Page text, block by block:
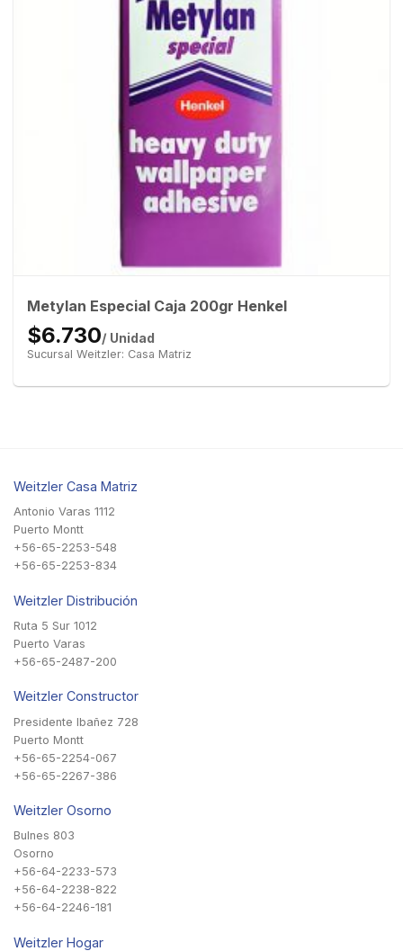
Metylan Especial Caja 200gr Henkel
$6.730/ Unidad
Sucursal Weitzler: Casa Matriz
Weitzler Casa Matriz
Antonio Varas 1112
Puerto Montt
+56-65-2253-548
+56-65-2253-834
Weitzler Distribución
Ruta 5 Sur 1012
Puerto Varas
+56-65-2487-200
Weitzler Constructor
Presidente Ibañez 728
Puerto Montt
+56-65-2254-067
+56-65-2267-386
Weitzler Osorno
Bulnes 803
Osorno
+56-64-2233-573
+56-64-2238-822
+56-64-2246-181
Weitzler Hogar